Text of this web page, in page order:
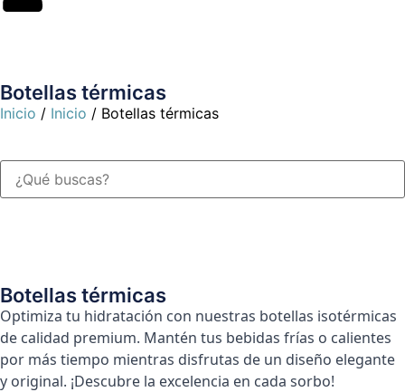
Botellas térmicas
Inicio / Inicio / Botellas térmicas
Botellas térmicas
Optimiza tu hidratación con nuestras botellas isotérmicas
de calidad premium. Mantén tus bebidas frías o calientes
por más tiempo mientras disfrutas de un diseño elegante
y original. ¡Descubre la excelencia en cada sorbo!